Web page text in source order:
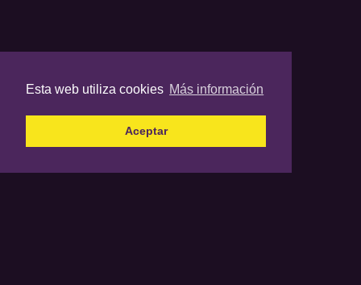
Esta web utiliza cookies Más información
Aceptar